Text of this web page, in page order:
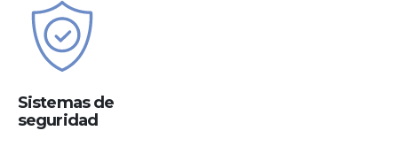
Sistemas de
seguridad